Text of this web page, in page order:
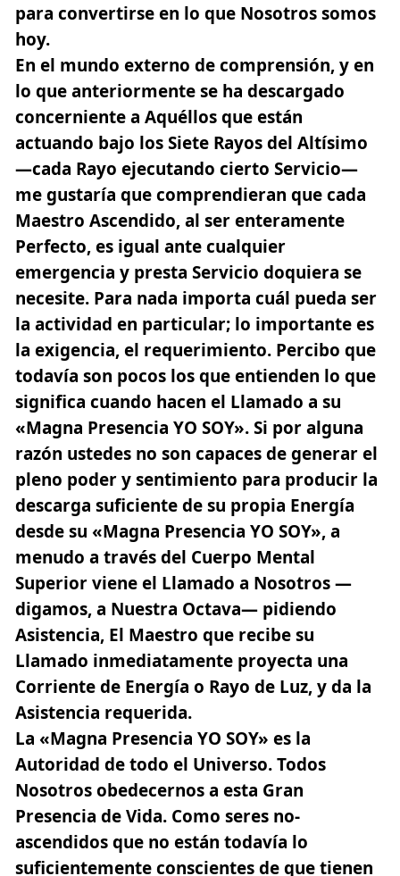
para convertirse en lo que Nosotros somos
hoy.
En el mundo externo de comprensión, y en
lo que anteriormente se ha descargado
concerniente a Aquéllos que están
actuando bajo los Siete Rayos del Altísimo
—cada Rayo ejecutando cierto Servicio—
me gustaría que comprendieran que cada
Maestro Ascendido, al ser enteramente
Perfecto, es igual ante cualquier
emergencia y presta Servicio doquiera se
necesite. Para nada importa cuál pueda ser
la actividad en particular; lo importante es
la exigencia, el requerimiento. Percibo que
todavía son pocos los que entienden lo que
significa cuando hacen el Llamado a su
«Magna Presencia YO SOY». Si por alguna
razón ustedes no son capaces de generar el
pleno poder y sentimiento para producir la
descarga suficiente de su propia Energía
desde su «Magna Presencia YO SOY», a
menudo a través del Cuerpo Mental
Superior viene el Llamado a Nosotros —
digamos, a Nuestra Octava— pidiendo
Asistencia, El Maestro que recibe su
Llamado inmediatamente proyecta una
Corriente de Energía o Rayo de Luz, y da la
Asistencia requerida.
La «Magna Presencia YO SOY» es la
Autoridad de todo el Universo. Todos
Nosotros obedecernos a esta Gran
Presencia de Vida. Como seres no-
ascendidos que no están todavía lo
suficientemente conscientes de que tienen